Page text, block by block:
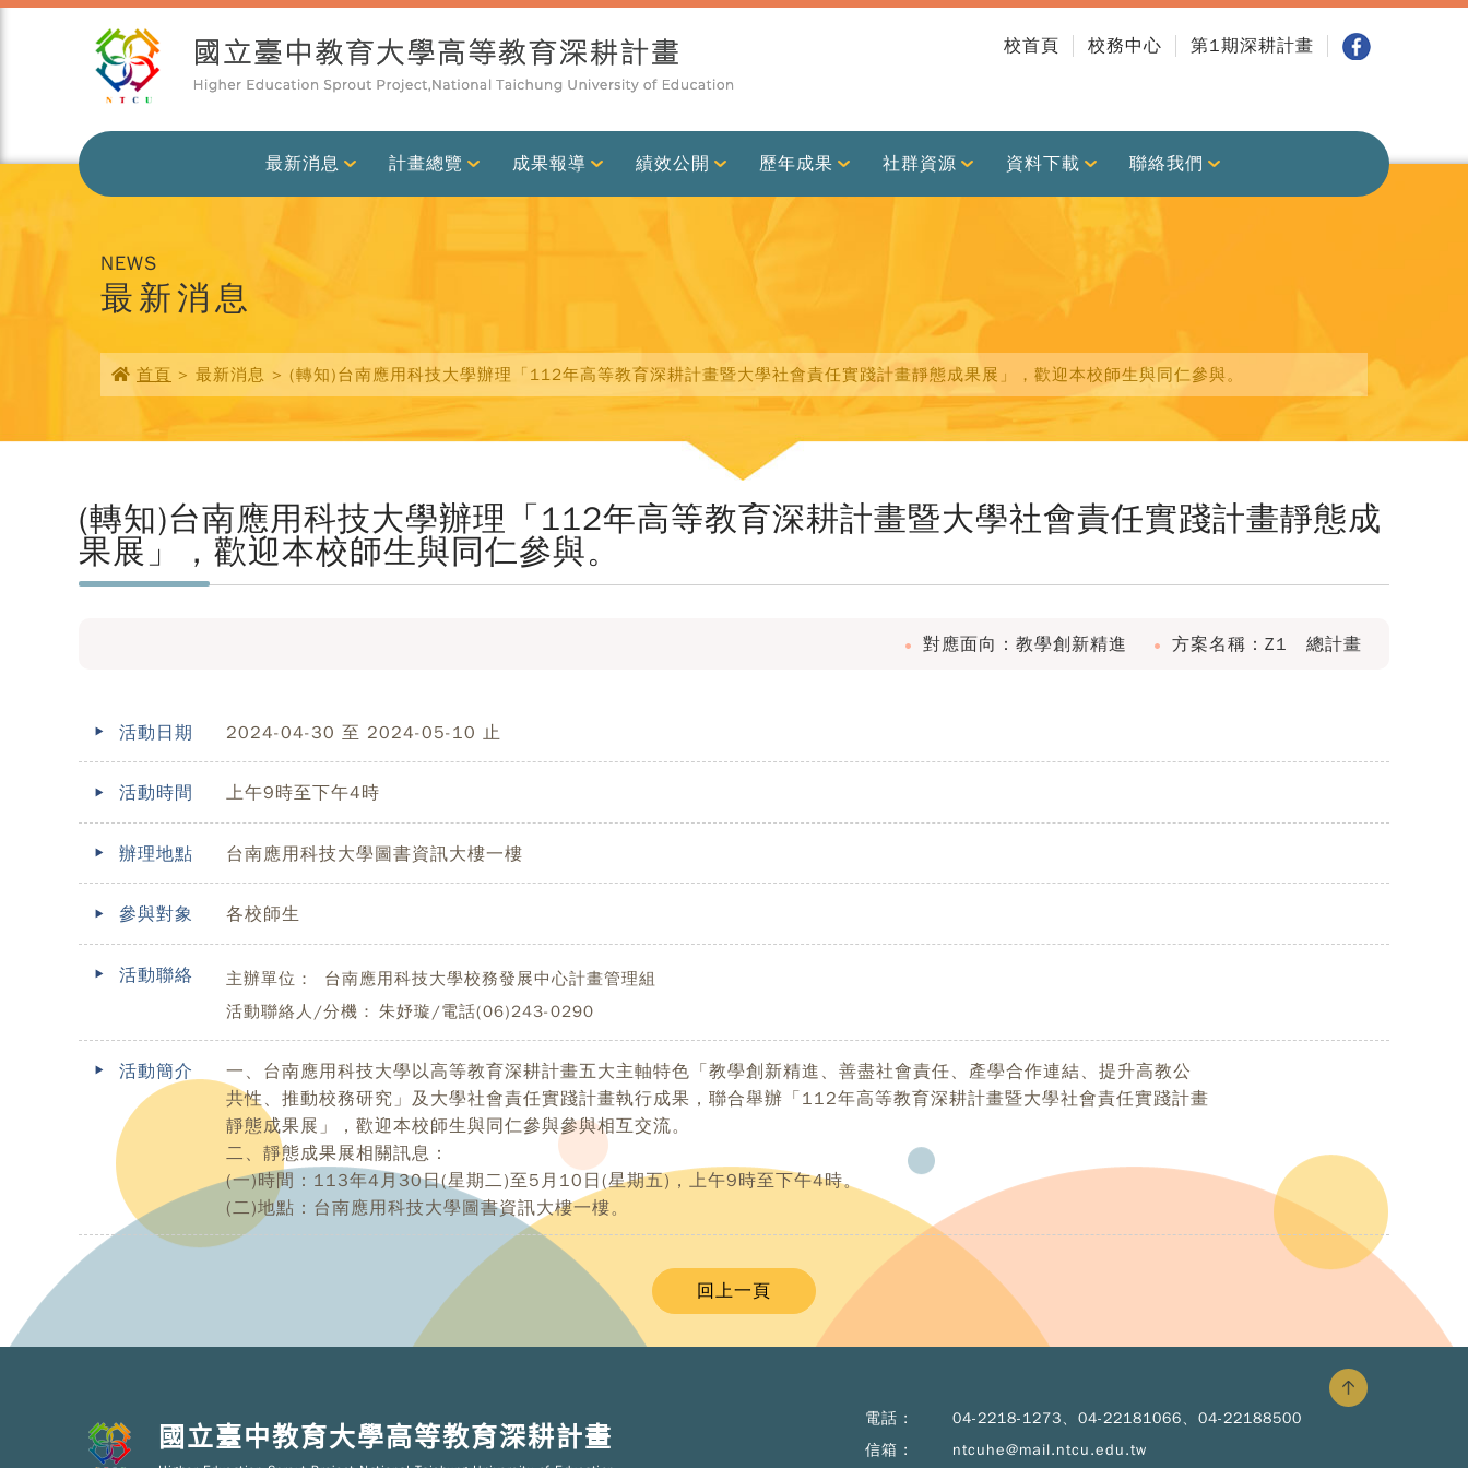
校首頁 校務中心 第1期深耕計畫
最新消息 計畫總覽 成果報導 績效公開 歷年成果 社群資源 資料下載 聯絡我們
NEWS
最新消息
首頁 > 最新消息 > (轉知)台南應用科技大學辦理「112年高等教育深耕計畫暨大學社會責任實踐計畫靜態成果展」，歡迎本校師生與同仁參與。
(轉知)台南應用科技大學辦理「112年高等教育深耕計畫暨大學社會責任實踐計畫靜態成
果展」，歡迎本校師生與同仁參與。
對應面向：教學創新精進 方案名稱：Z1 總計畫
活動日期 2024-04-30 至 2024-05-10 止
活動時間 上午9時至下午4時
辦理地點 台南應用科技大學圖書資訊大樓一樓
參與對象 各校師生
活動聯絡 主辦單位：
台南應用科技大學校務發展中心計畫管理組
活動聯絡人/分機： 朱妤璇/電話(06)243-0290
活動簡介
一、台南應用科技大學以高等教育深耕計畫五大主軸特色「教學創新精進、善盡社會責任、產學合作連結、提升高教公
共性、推動校務研究」及大學社會責任實踐計畫執行成果，聯合舉辦「112年高等教育深耕計畫暨大學社會責任實踐計畫
靜態成果展」，歡迎本校師生與同仁參與參與相互交流。
二、靜態成果展相關訊息：
(一)時間：113年4月30日(星期二)至5月10日(星期五)，上午9時至下午4時。
(二)地點：台南應用科技大學圖書資訊大樓一樓。
回上一頁
國立臺中教育大學高等教育深耕計畫
電話 :
04-2218-1273、04-22181066、04-22188500
信箱 :
ntcuhe@mail.ntcu.edu.tw